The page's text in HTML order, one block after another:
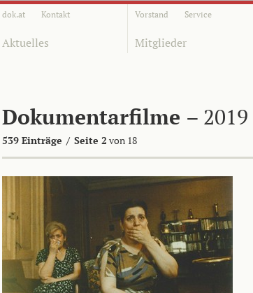
dok.at Kontakt Vorstand Service
Aktuelles Mitglieder
Dokumentarfilme – 2019
539 Einträge / Seite 2 von 18